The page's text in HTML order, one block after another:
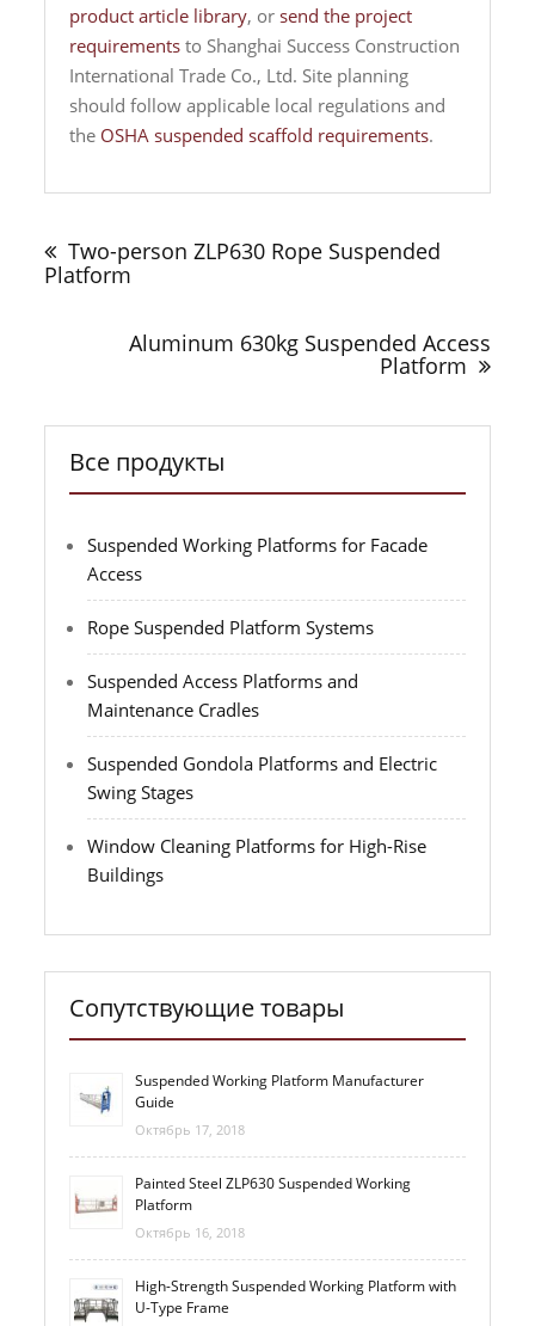
product article library, orsend the project
requirements to Shanghai Success Construction
International Trade Co., Ltd. Site planning
should follow applicable local regulations and
the OSHA suspended scaffold requirements.
записям
Two-person ZLP630 Rope Suspended
Platform
Aluminum 630kg Suspended Access
Platform
Все продукты
Suspended Working Platforms for Facade
Access
Rope Suspended Platform Systems
Suspended Access Platforms and
Maintenance Cradles
Suspended Gondola Platforms and Electric
Swing Stages
Window Cleaning Platforms for High-Rise
Buildings
Сопутствующие товары
Suspended Working Platform Manufacturer
Guide
Октябрь 17, 2018
Painted Steel ZLP630 Suspended Working
Platform
Октябрь 16, 2018
High-Strength Suspended Working Platform with
U-Type Frame